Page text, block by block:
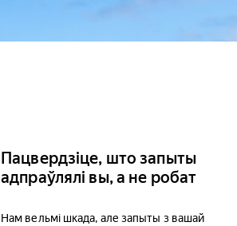
Пацвердзіце, што запыты
адпраўлялі вы, а не робат
Нам вельмі шкада, але запыты з вашай